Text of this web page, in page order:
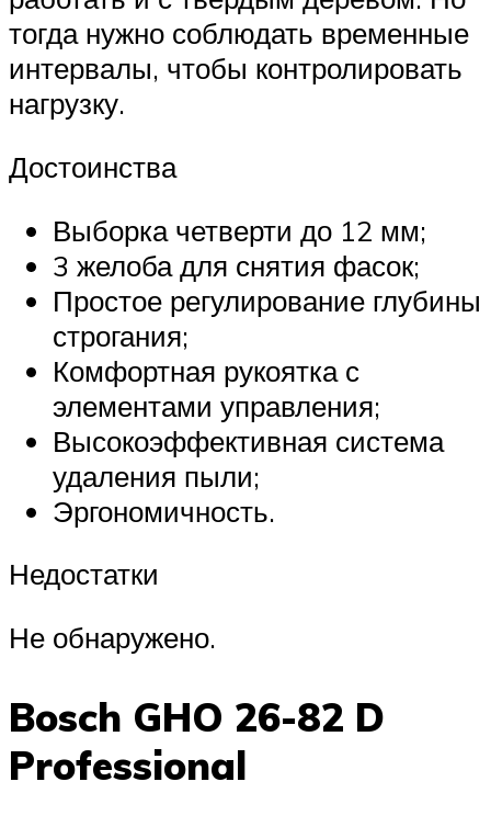
тогда нужно соблюдать временные
интервалы, чтобы контролировать
нагрузку.
Достоинства
Выборка четверти до 12 мм;
3 желоба для снятия фасок;
Простое регулирование глубины
строгания;
Комфортная рукоятка с
элементами управления;
Высокоэффективная система
удаления пыли;
Эргономичность.
Недостатки
Не обнаружено.
Bosch GHO 26-82 D
Professional